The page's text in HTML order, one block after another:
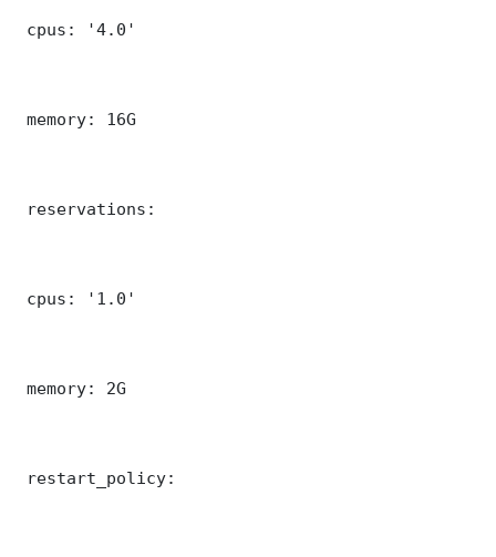
cpus: '4.0'
memory: 16G
reservations:
cpus: '1.0'
memory: 2G
restart_policy: